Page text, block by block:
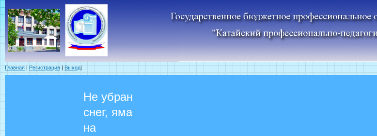
Главная | Регистрация | Выход|
Не убран
снег, яма
на